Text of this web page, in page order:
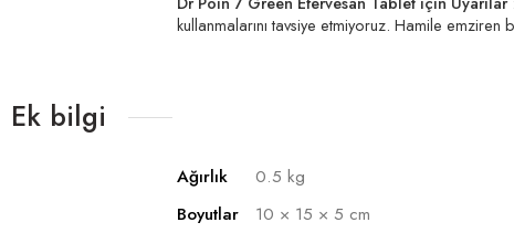
kullanmalarını tavsiye etmiyoruz. Hamile emziren
Ek bilgi
Ağırlık
0.5 kg
Boyutlar
10 × 15 × 5 cm